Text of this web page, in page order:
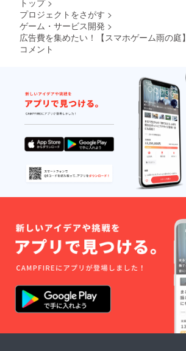
トップ >
プロジェクトをさがす >
ゲーム・サービス開発 >
広告費を集めたい！【スマホゲーム雨の庭】
コメント